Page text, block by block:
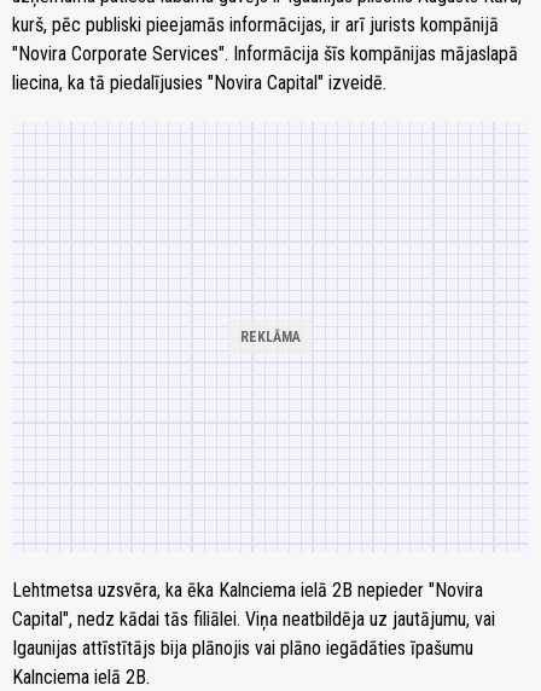
kurš, pēc publiski pieejamās informācijas, ir arī jurists kompānijā
"Novira Corporate Services". Informācija šīs kompānijas mājaslapā
liecina, ka tā piedalījusies "Novira Capital" izveidē.
Lehtmetsa uzsvēra, ka ēka Kalnciema ielā 2B nepieder "Novira
Capital", nedz kādai tās filiālei. Viņa neatbildēja uz jautājumu, vai
Igaunijas attīstītājs bija plānojis vai plāno iegādāties īpašumu
Kalnciema ielā 2B.